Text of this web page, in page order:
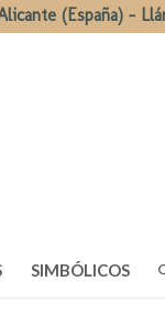
(España) -
SIMBÓLICOS